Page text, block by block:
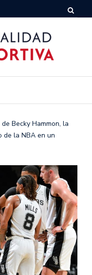
Becky Hammon, la
de la NBA en un